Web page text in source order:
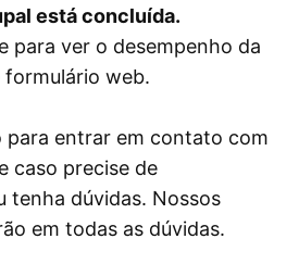
está concluída.
para ver o desempenho da
web.
para entrar em contato com
caso precise de
tenha dúvidas. Nossos
em todas as dúvidas.